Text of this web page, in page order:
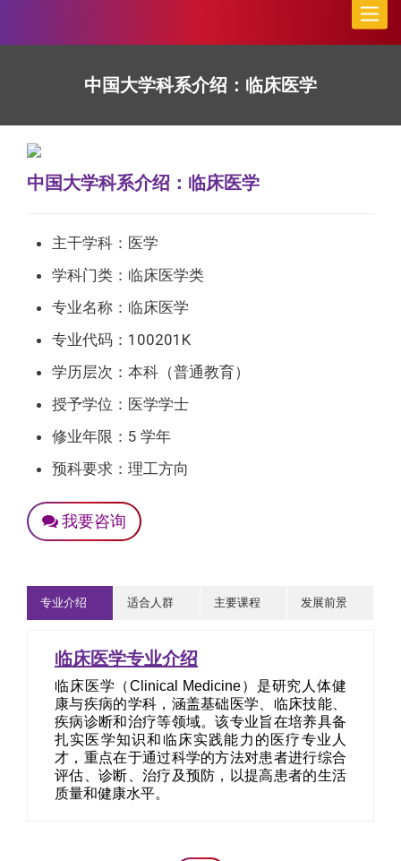
Toggle
中国大学科系介绍：临床医学
中国大学科系介绍：临床医学
主干学科：医学
学科门类：临床医学类
专业名称：临床医学
专业代码：100201K
学历层次：本科（普通教育）
授予学位：医学学士
修业年限：5 学年
预科要求：理工方向
我要咨询
专业介绍 适合人群 主要课程 发展前景
临床医学专业介绍
临床医学（Clinical Medicine）是研究人体健
康与疾病的学科，涵盖基础医学、临床技能、
疾病诊断和治疗等领域。该专业旨在培养具备
扎实医学知识和临床实践能力的医疗专业人
才，重点在于通过科学的方法对患者进行综合
评估、诊断、治疗及预防，以提高患者的生活
质量和健康水平。